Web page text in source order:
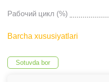
Рабочий цикл (%)
Barcha xususiyatlari
Sotuvda bor